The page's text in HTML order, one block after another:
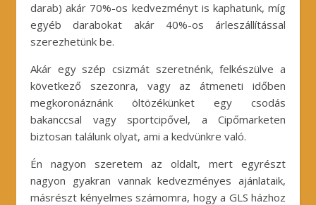
darab) akár 70%-os kedvezményt is kaphatunk, míg
egyéb darabokat akár 40%-os árleszállítással
szerezhetünk be.
Akár egy szép csizmát szeretnénk, felkészülve a
következő szezonra, vagy az átmeneti időben
megkoronáznánk öltözékünket egy csodás
bakanccsal vagy sportcipővel, a Cipőmarketen
biztosan találunk olyat, ami a kedvünkre való.
Én nagyon szeretem az oldalt, mert egyrészt
nagyon gyakran vannak kedvezményes ajánlataik,
másrészt kényelmes számomra, hogy a GLS házhoz